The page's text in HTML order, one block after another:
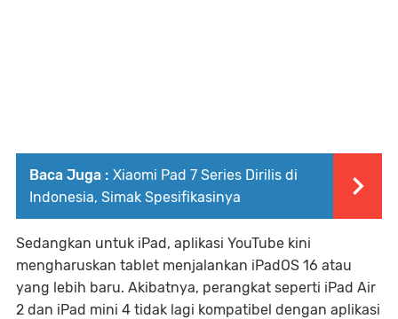
Baca Juga : Xiaomi Pad 7 Series Dirilis di
Indonesia, Simak Spesifikasinya
Sedangkan untuk iPad, aplikasi YouTube kini
mengharuskan tablet menjalankan iPadOS 16 atau
yang lebih baru. Akibatnya, perangkat seperti iPad Air
2 dan iPad mini 4 tidak lagi kompatibel dengan aplikasi